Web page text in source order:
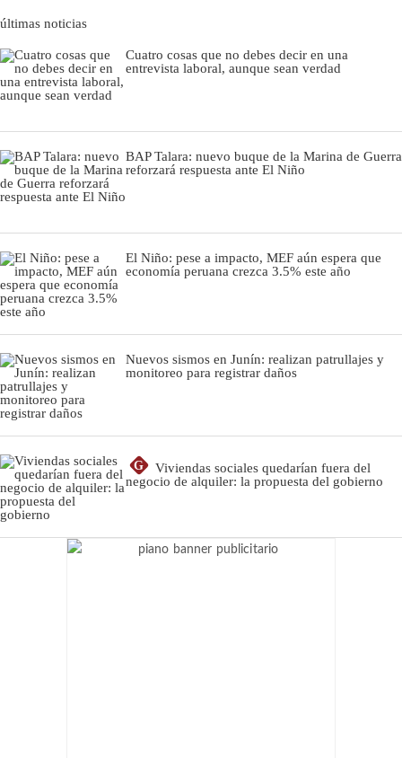
últimas noticias
Cuatro cosas que no debes decir en una
entrevista laboral, aunque sean verdad
BAP Talara: nuevo buque de la Marina de Guerra
reforzará respuesta ante El Niño
El Niño: pese a impacto, MEF aún espera que
economía peruana crezca 3.5% este año
Nuevos sismos en Junín: realizan patrullajes y
monitoreo para registrar daños
G
Viviendas sociales quedarían fuera del
negocio de alquiler: la propuesta del gobierno